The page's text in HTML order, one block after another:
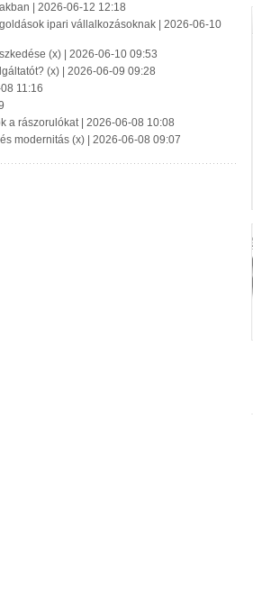
| 2026-06-12 12:18
ipari vállalkozásoknak | 2026-06-10
(x) | 2026-06-10 09:53
(x) | 2026-06-09 09:28
11:16
a rászorulókat | 2026-06-08 10:08
modernitás (x) | 2026-06-08 09:07